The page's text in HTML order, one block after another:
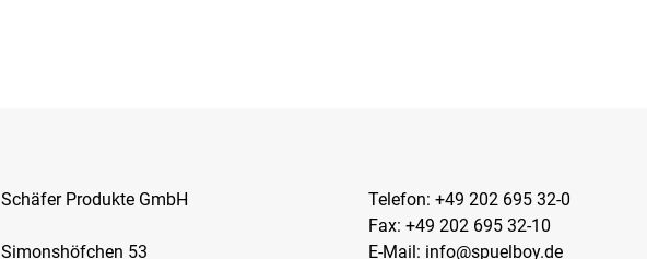
Schäfer Produkte GmbH
Simonshöfchen 53
Telefon: +49 202 695 32-0
Fax: +49 202 695 32-10
E-Mail: info@spuelboy.de